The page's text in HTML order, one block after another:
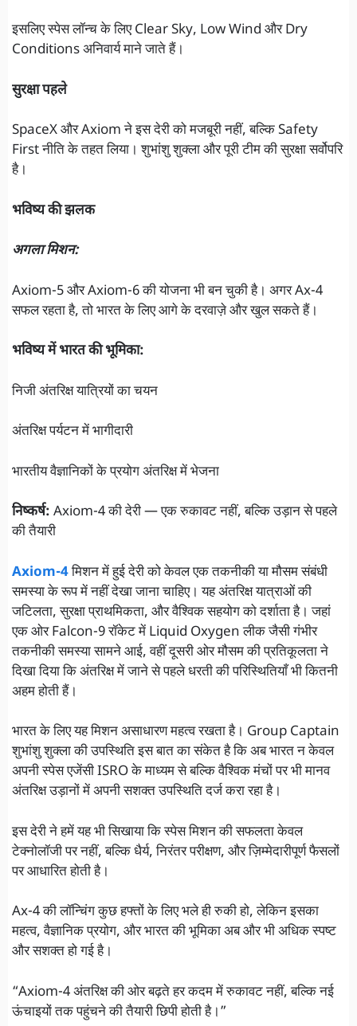
इसलिए स्पेस लॉन्च के लिए Clear Sky, Low Wind और Dry
Conditions अनिवार्य माने जाते हैं।
सुरक्षा पहले
SpaceX और Axiom ने इस देरी को मजबूरी नहीं, बल्कि Safety
First नीति के तहत लिया। शुभांशु शुक्ला और पूरी टीम की सुरक्षा सर्वोपरि
है।
भविष्य की झलक
अगला मिशन:
Axiom-5 और Axiom-6 की योजना भी बन चुकी है। अगर Ax-4
सफल रहता है, तो भारत के लिए आगे के दरवाज़े और खुल सकते हैं।
भविष्य में भारत की भूमिका:
निजी अंतरिक्ष यात्रियों का चयन
अंतरिक्ष पर्यटन में भागीदारी
भारतीय वैज्ञानिकों के प्रयोग अंतरिक्ष में भेजना
निष्कर्ष: Axiom-4 की देरी — एक रुकावट नहीं, बल्कि उड़ान से पहले
की तैयारी
Axiom-4मिशन में हुई देरी को केवल एक तकनीकी या मौसम संबंधी
समस्या के रूप में नहीं देखा जाना चाहिए। यह अंतरिक्ष यात्राओं की
जटिलता, सुरक्षा प्राथमिकता, और वैश्विक सहयोग को दर्शाता है। जहां
एक ओर Falcon-9 रॉकेट में Liquid Oxygen लीक जैसी गंभीर
तकनीकी समस्या सामने आई, वहीं दूसरी ओर मौसम की प्रतिकूलता ने
दिखा दिया कि अंतरिक्ष में जाने से पहले धरती की परिस्थितियाँ भी कितनी
अहम होती हैं।
भारत के लिए यह मिशन असाधारण महत्व रखता है। Group Captain
शुभांशु शुक्ला की उपस्थिति इस बात का संकेत है कि अब भारत न केवल
अपनी स्पेस एजेंसी ISRO के माध्यम से बल्कि वैश्विक मंचों पर भी मानव
अंतरिक्ष उड़ानों में अपनी सशक्त उपस्थिति दर्ज करा रहा है।
इस देरी ने हमें यह भी सिखाया कि स्पेस मिशन की सफलता केवल
टेक्नोलॉजी पर नहीं, बल्कि धैर्य, निरंतर परीक्षण, और ज़िम्मेदारीपूर्ण फैसलों
पर आधारित होती है।
Ax-4 की लॉन्चिंग कुछ हफ्तों के लिए भले ही रुकी हो, लेकिन इसका
महत्व, वैज्ञानिक प्रयोग, और भारत की भूमिका अब और भी अधिक स्पष्ट
और सशक्त हो गई है।
“Axiom-4 अंतरिक्ष की ओर बढ़ते हर कदम में रुकावट नहीं, बल्कि नई
ऊंचाइयों तक पहुंचने की तैयारी छिपी होती है।”